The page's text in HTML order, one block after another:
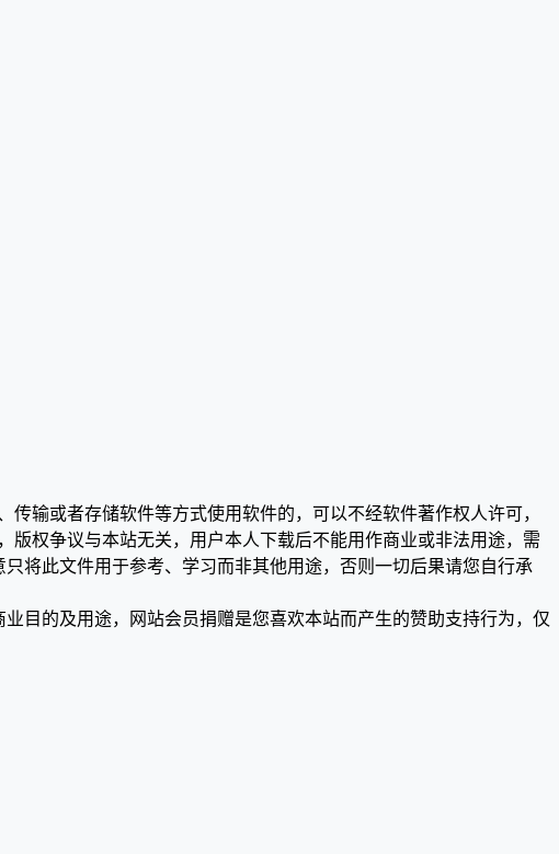
输或者存储软件等方式使用软件的，可以不经软件著作权人许可，
权争议与本站无关，用户本人下载后不能用作商业或非法用途，需
将此文件用于参考、学习而非其他用途，否则一切后果请您自行承
目的及用途，网站会员捐赠是您喜欢本站而产生的赞助支持行为，仅